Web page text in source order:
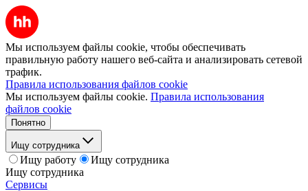
Мы используем файлы cookie, чтобы обеспечивать
правильную работу нашего веб-сайта и анализировать сетевой
трафик.
Правила использования файлов cookie
Мы используем файлы cookie. Правила использования
файлов cookie
Понятно
Ищу сотрудника
Ищу работу
Ищу сотрудника
Ищу сотрудника
Сервисы